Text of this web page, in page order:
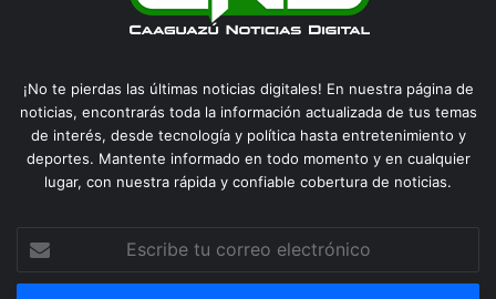
¡No te pierdas las últimas noticias digitales! En nuestra página de
noticias, encontrarás toda la información actualizada de tus temas
de interés, desde tecnología y política hasta entretenimiento y
deportes. Mantente informado en todo momento y en cualquier
lugar, con nuestra rápida y confiable cobertura de noticias.
correo